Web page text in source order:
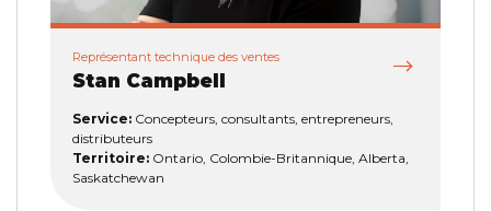
Représentant technique des ventes
Stan Campbell
Service: Concepteurs, consultants, entrepreneurs,
distributeurs
Territoire: Ontario, Colombie-Britannique, Alberta,
Saskatchewan